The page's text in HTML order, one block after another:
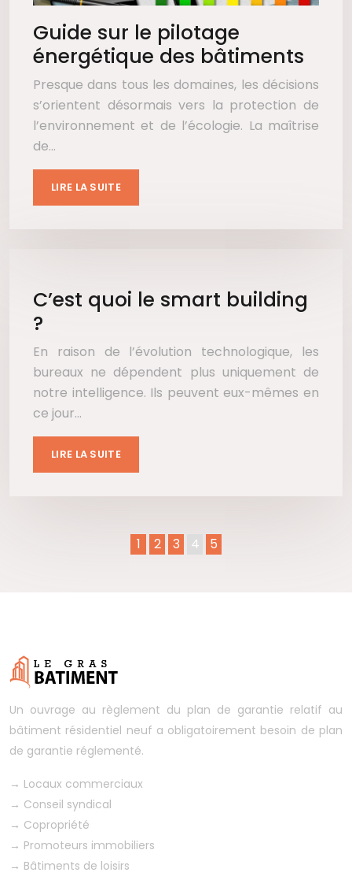
Guide sur le pilotage
énergétique des bâtiments
Presque dans tous les domaines, les décisions
s’orientent désormais vers la protection de
l’environnement et de l’écologie. La maîtrise
de…
LIRE LA SUITE
C’est quoi le smart building
?
En raison de l’évolution technologique, les
bureaux ne dépendent plus uniquement de
notre intelligence. Ils peuvent eux-mêmes en
ce jour…
LIRE LA SUITE
1 2 3 4 5
Un ouvrage au règlement du plan de garantie relatif au
bâtiment résidentiel neuf a obligatoirement besoin de plan
de garantie réglementé.
→ Locaux commerciaux
→ Conseil syndical
→ Copropriété
→ Promoteurs immobiliers
→ Bâtiments de loisirs